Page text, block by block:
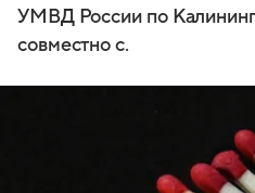
УМВД России по
совместно с.